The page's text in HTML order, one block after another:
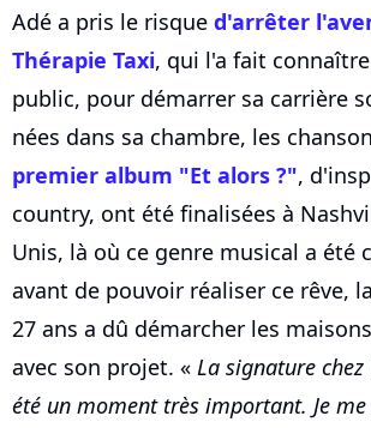
Adé a pris le risque d'arrêter
Thérapie Taxi, qui l'a fait
public, pour démarrer sa carrière
nées dans sa chambre, les
premier album "Et alors ?",
country, ont été finalisées à
Unis, là où ce genre musical a été
avant de pouvoir réaliser ce rêve,
27 ans a dû démarcher les
avec son projet. « La signature
été un moment très important. Je